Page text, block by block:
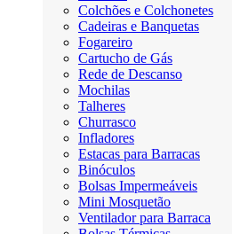
Colchões e Colchonetes
Cadeiras e Banquetas
Fogareiro
Cartucho de Gás
Rede de Descanso
Mochilas
Talheres
Churrasco
Infladores
Estacas para Barracas
Binóculos
Bolsas Impermeáveis
Mini Mosquetão
Ventilador para Barraca